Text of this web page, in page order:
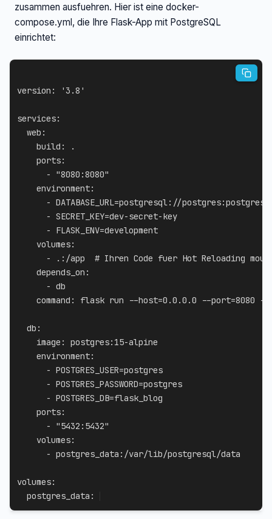
zusammen ausfuehren. Hier ist eine docker-
compose.yml, die Ihre Flask-App mit PostgreSQL
einrichtet:
version : '3.8'
services:
web :
build :
.
ports:
-
"8080:8080"
environment:
- DATABASE_URL=postgresql : //postgres:
- SECRET_KEY=dev-secret-key
-
FLASK_ENV=development
volumes:
-
. : /app # Ihren Code fuer Hot Reloading
depends_on :
- db
command : flask run --host=0.0.0.0 --port=8080 -
db :
image : postgres: 15-alpine
environment:
- POSTGRES_USER=postgres
- POSTGRES_PASSWORD=postgres
- POSTGRES_DB=flask_blog
ports:
-
"5432:5432"
volumes:
- postgres_data : /var/lib/postgresql/data
volumes:
  postgres_data
: